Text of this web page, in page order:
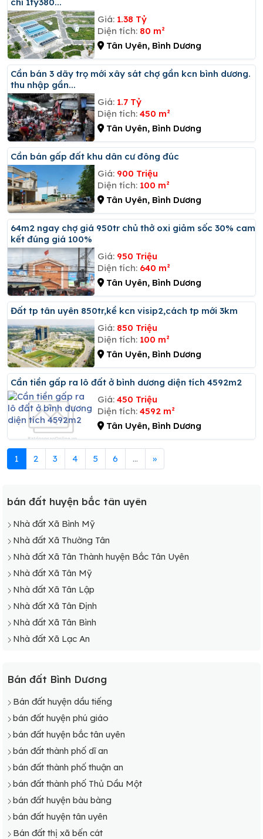
Giá: 1.38 Tỷ
Diện tích: 80 m²
Tân Uyên, Bình Dương
Cần bán 3 dãy trọ mới xây sát chợ gần kcn bình dương.
thu nhập gần...
Giá: 1.7 Tỷ
Diện tích: 450 m²
Tân Uyên, Bình Dương
Cần bán gấp đất khu dân cư đông đúc
Giá: 900 Triệu
Diện tích: 100 m²
Tân Uyên, Bình Dương
64m2 ngay chợ giá 950tr chủ thở oxi giảm sốc 30% cam
kết đúng giá 100%
Giá: 950 Triệu
Diện tích: 640 m²
Tân Uyên, Bình Dương
đất tp tân uyên 850tr,kề kcn visip2,cách tp mới 3km
Giá: 850 Triệu
Diện tích: 100 m²
Tân Uyên, Bình Dương
Cần tiền gấp ra lô đất ở bình dương diện tích 4592m2
Giá: 450 Triệu
Diện tích: 4592 m²
Tân Uyên, Bình Dương
1 2 3 4 5 6 ... »
bán đất huyện bắc tân uyên
Nhà đất Xã Bình Mỹ
Nhà đất Xã Thường Tân
Nhà đất Xã Tân Thành huyện Bắc Tân Uyên
Nhà đất Xã Tân Mỹ
Nhà đất Xã Tân Lập
Nhà đất Xã Tân Định
Nhà đất Xã Tân Bình
Nhà đất Xã Lạc An
Bán đất Bình Dương
Bán đất huyện dầu tiếng
bán đất huyện phú giáo
bán đất huyện bắc tân uyên
bán đất thành phố dĩ an
bán đất thành phố thuận an
bán đất thành phố Thủ Dầu Một
bán đất huyện bàu bàng
bán đất huyện tân uyên
Bán đất thị xã bến cát